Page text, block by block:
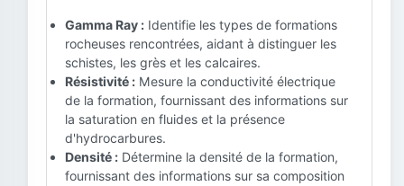
Gamma Ray : Identifie les types de formations
rocheuses rencontrées, aidant à distinguer les
schistes, les grès et les calcaires.
Résistivité : Mesure la conductivité électrique
de la formation, fournissant des informations sur
la saturation en fluides et la présence
d'hydrocarbures.
Densité : Détermine la densité de la formation,
fournissant des informations sur sa composition